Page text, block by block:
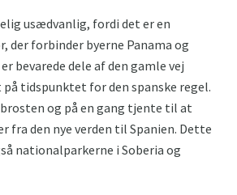
usædvanlig, fordi det er en
der forbinder byerne Panama og
bevarede dele af den gamle vej
på tidspunktet for den spanske regel.
og på en gang tjente til at
fra den nye verden til Spanien. Dette
nationalparkerne i Soberia og